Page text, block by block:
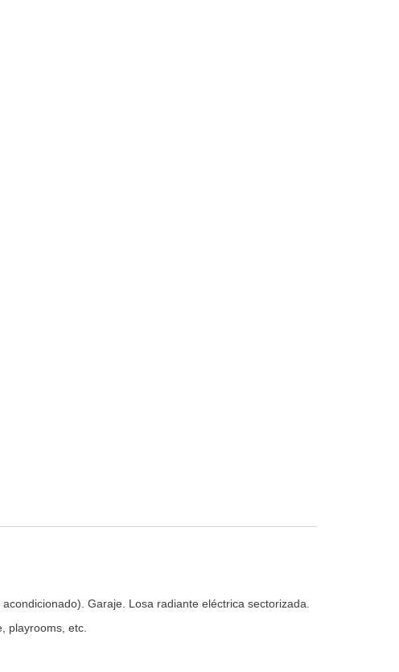
Garaje. Losa radiante eléctrica sectorizada.
playrooms, etc.